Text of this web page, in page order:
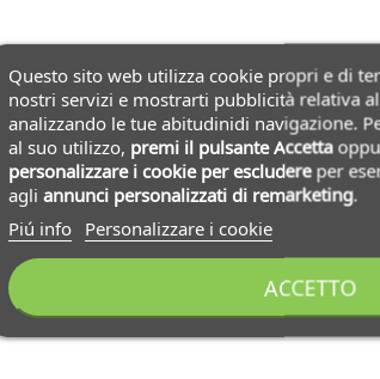
Questo sito web utilizza cookie propri e di
nostri servizi e mostrarti pubblicità relativa
analizzando le tue abitudinidi navigazione.
al suo utilizzo, premi il pulsante Accetta
personalizzare i cookie per escludereper
agli annunci personalizzati di remarketing.
Piú info
Personalizzare i cookie
ACCETTO